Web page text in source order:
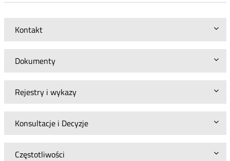
Kontakt
Dokumenty
Rejestry i wykazy
Konsultacje i Decyzje
Częstotliwości